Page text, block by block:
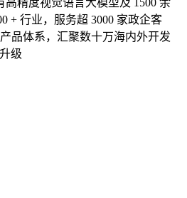
+ 行业，服务超 3000 家政企客
品体系，汇聚数十万海内外开发
级